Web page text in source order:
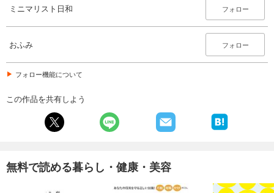
ミニマリスト日和 フォロー
おふみ フォロー
フォロー機能について
この作品を共有しよう
無料で読める暮らし・健康・美容